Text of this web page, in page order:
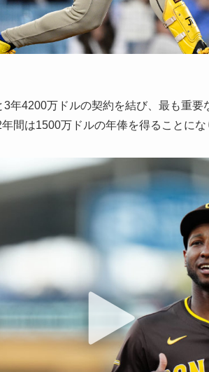
年4200万ドルの契約を結び、最も重
間は1500万ドルの年俸を得ることにな